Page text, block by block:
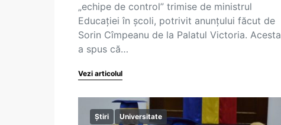
„echipe de control” trimise de ministrul
Educației în școli, potrivit anunțului făcut de
Sorin Cîmpeanu de la Palatul Victoria. Acesta
a spus că…
Vezi articolul
Știri Universitate